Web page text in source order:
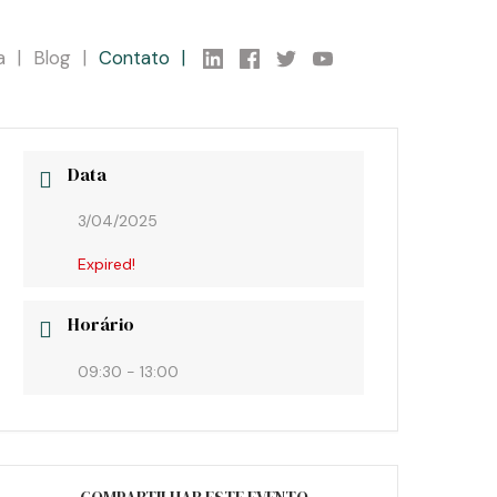
Blog Contato
Data
3/04/2025
Expired!
Horário
09:30 - 13:00